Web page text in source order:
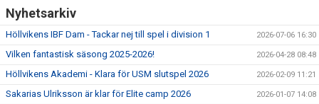
Nyhetsarkiv
Höllvikens IBF Dam - Tackar nej till spel i division 1 2026-07-06 16:30
Vilken fantastisk säsong 2025-2026! 2026-04-28 08:48
Höllvikens Akademi - Klara för USM slutspel 2026 2026-02-09 11:21
Sakarias Ulriksson är klar för Elite camp 2026 2026-01-07 14:08